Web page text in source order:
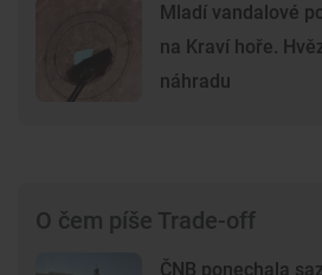
Mladí vandalové
na Kraví hoře.
náhradu
O čem píše Trade-off
ČNB ponechala